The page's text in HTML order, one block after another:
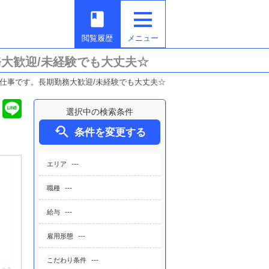
メニュー
book
閲覧履歴
歓迎/未経験でも大丈夫☆
事です。長期勤務大歓迎/未経験でも大丈夫☆
選択中の検索条件
 条件を変更する
エリア ---
職種 ---
給与 ---
雇用形態 ---
こだわり条件 ---